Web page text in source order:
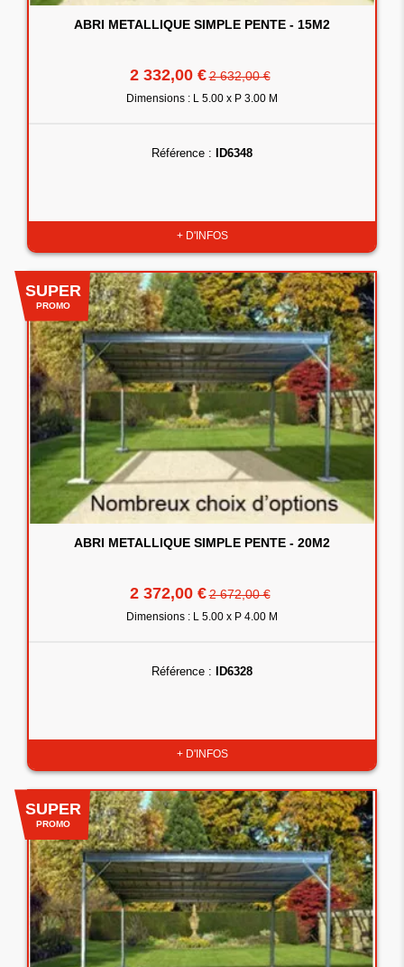
ABRI METALLIQUE SIMPLE PENTE - 15M2
2 332,00 €2 632,00 €
Dimensions : L 5.00 x P 3.00 M
Référence : ID6348
+ D'INFOS
SUPER
PROMO
ABRI METALLIQUE SIMPLE PENTE - 20M2
2 372,00 €2 672,00 €
Dimensions : L 5.00 x P 4.00 M
Référence : ID6328
+ D'INFOS
SUPER
PROMO